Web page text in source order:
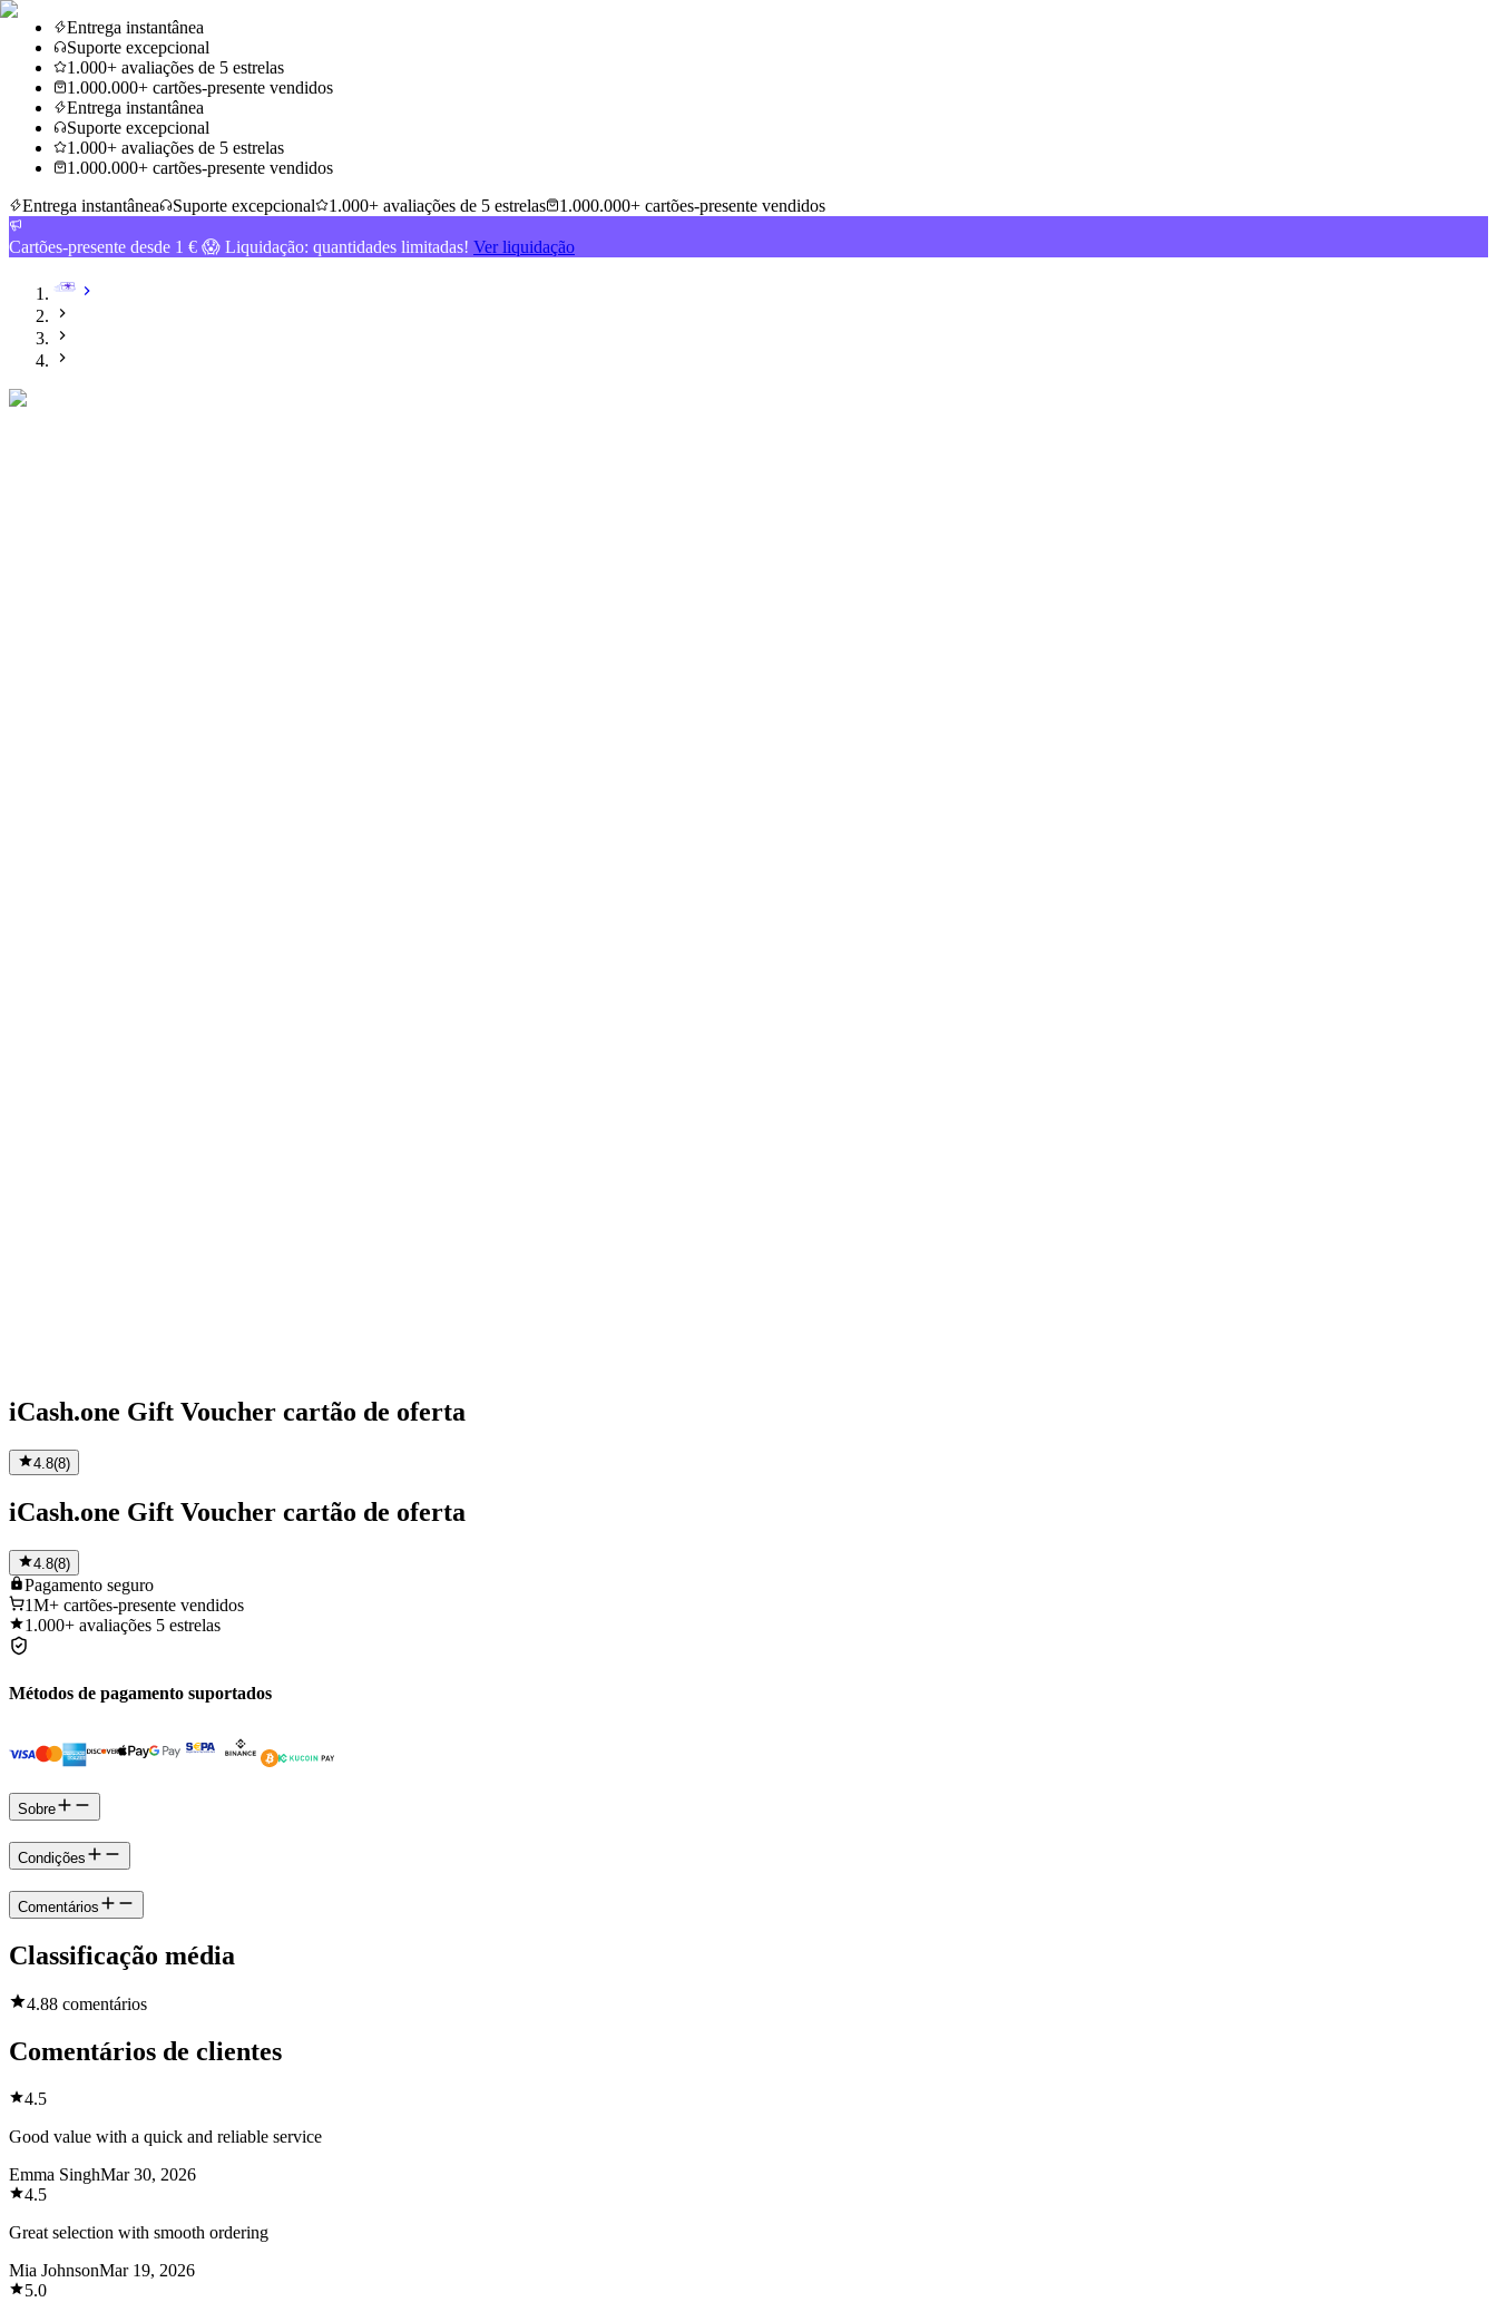
Entrega instantânea
Suporte excepcional
1.000+ avaliações de 5 estrelas
1.000.000+ cartões-presente vendidos
Entrega instantânea
Suporte excepcional
1.000+ avaliações de 5 estrelas
1.000.000+ cartões-presente vendidos
Entrega instantânea
Suporte excepcional 1.000+ avaliações de 5 estrelas 1.000.000+ cartões-presente vendidos
Cartões-presente desde 1 € 😱 Liquidação: quantidades limitadas! Ver liquidação
iCash.one Gift Voucher cartão de oferta
4.8(8)
iCash.one Gift Voucher cartão de oferta
4.8(8)
Pagamento seguro
1M+ cartões-presente vendidos
1.000+ avaliações 5 estrelas
Métodos de pagamento suportados
Sobre
Condições
Comentários
Classificação média
4.88 comentários
Comentários de clientes
4.5
Good value with a quick and reliable service
Emma SinghMar 30, 2026
4.5
Great selection with smooth ordering
Mia JohnsonMar 19, 2026
5.0